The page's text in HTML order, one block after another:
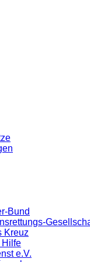
Bund
Kreuz
Hilfe
e.V.